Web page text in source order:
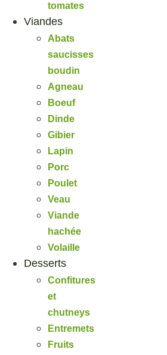
tomates
Viandes
Abats
saucisses
boudin
Agneau
Boeuf
Dinde
Gibier
Lapin
Porc
Poulet
Veau
Viande
hachée
Volaille
Desserts
Confitures
et
chutneys
Entremets
Fruits